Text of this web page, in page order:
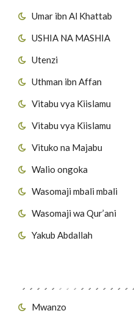
Umar ibn Al Khattab
USHIA NA MASHIA
Utenzi
Uthman ibn Affan
Vitabu vya Kiislamu
Vitabu vya Kiislamu
Vituko na Majabu
Walio ongoka
Wasomaji mbali mbali
Wasomaji wa Qur’ani
Yakub Abdallah
Mwanzo